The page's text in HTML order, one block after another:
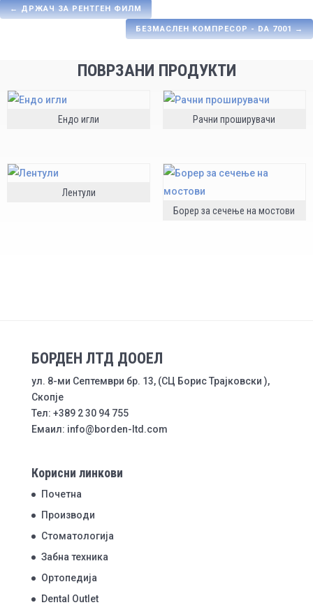
←ДРЖАЧ ЗА РЕНТГЕН ФИЛМ
БЕЗМАСЛЕН КОМПРЕСОР - DA 7001→
ПОВРЗАНИ ПРОДУКТИ
Ендо игли Рачни проширувачи
Лентули
Борер за сечење на мостови
БОРДЕН ЛТД ДООЕЛ
ул. 8-ми Септември бр. 13, (СЦ Борис Трајковски ),
Скопје
Тел: +389 2 30 94 755
Емаил: info@borden-ltd.com
Корисни линкови
Почетна
Производи
Стоматологија
Забна техника
Ортопедија
Dental Outlet